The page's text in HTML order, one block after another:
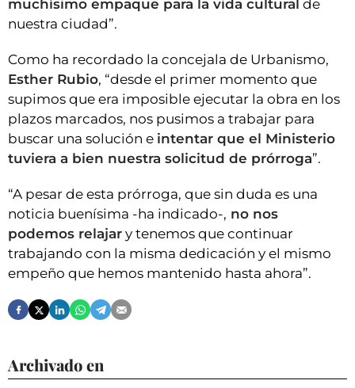
muchísimo empaque para la vida cultural de
nuestra ciudad”.
Como ha recordado la concejala de Urbanismo,
Esther Rubio, “desde el primer momento que
supimos que era imposible ejecutar la obra en los
plazos marcados, nos pusimos a trabajar para
buscar una solución e intentar que el Ministerio
tuviera a bien nuestra solicitud de prórroga”.
“A pesar de esta prórroga, que sin duda es una
noticia buenísima -ha indicado-, no nos
podemos relajar y tenemos que continuar
trabajando con la misma dedicación y el mismo
empeño que hemos mantenido hasta ahora”.
Archivado en